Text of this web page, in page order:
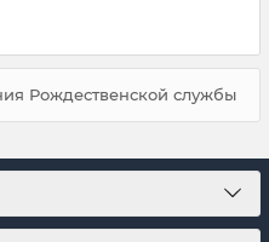
Рождественской службы